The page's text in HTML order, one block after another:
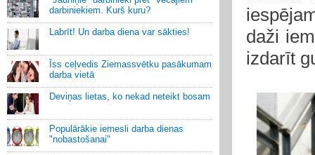
darbiniekiem. Kurš kuru?
Labrīt! Un darba diena var sākties!
Īss ceļvedis Ziemassvētku pasākumam
darba vietā
Deviņas lietas, ko nekad neteikt bosam
Populārākie iemesli darba dienas
"nobastošanai"
daži
izdarīt